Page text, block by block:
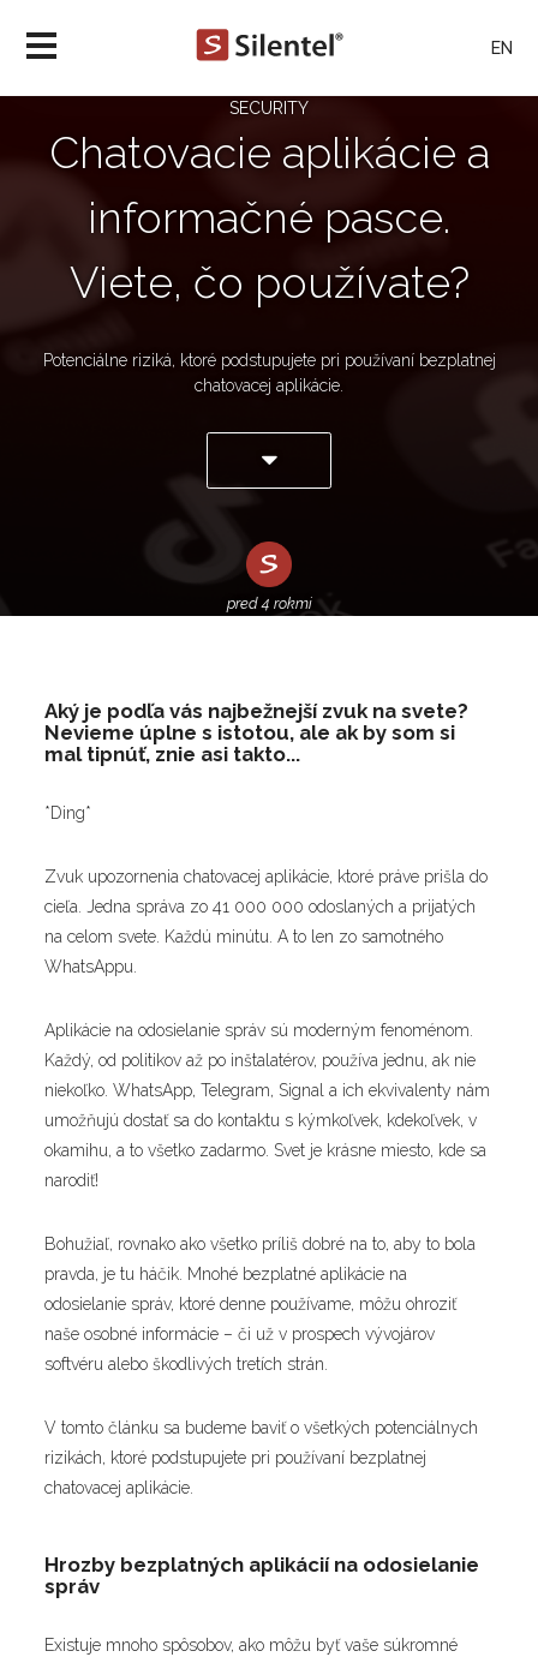
EN
SECURITY
Chatovacie aplikácie a
informačné pasce.
Viete, čo používate?
Potenciálne riziká, ktoré podstupujete pri používaní bezplatnej
chatovacej aplikácie.
pred 4 rokmi
Aký je podľa vás najbežnejší zvuk na svete?
Nevieme úplne s istotou, ale ak by som si
mal tipnúť, znie asi takto...
*Ding*
Zvuk upozornenia chatovacej aplikácie, ktoré práve prišla do
cieľa. Jedna správa zo 41 000 000 odoslaných a prijatých
na celom svete. Každú minútu. A to len zo samotného
WhatsAppu.
Aplikácie na odosielanie správ sú moderným fenoménom.
Každý, od politikov až po inštalatérov, používa jednu, ak nie
niekoľko. WhatsApp, Telegram, Signal a ich ekvivalenty nám
umožňujú dostať sa do kontaktu s kýmkoľvek, kdekoľvek, v
okamihu, a to všetko zadarmo. Svet je krásne miesto, kde sa
narodiť!
Bohužiaľ, rovnako ako všetko príliš dobré na to, aby to bola
pravda, je tu háčik. Mnohé bezplatné aplikácie na
odosielanie správ, ktoré denne používame, môžu ohroziť
naše osobné informácie – či už v prospech vývojárov
softvéru alebo škodlivých tretích strán.
V tomto článku sa budeme baviť o všetkých potenciálnych
rizikách, ktoré podstupujete pri používaní bezplatnej
chatovacej aplikácie.
Hrozby bezplatných aplikácií na odosielanie
správ
Existuje mnoho spôsobov, ako môžu byť vaše súkromné